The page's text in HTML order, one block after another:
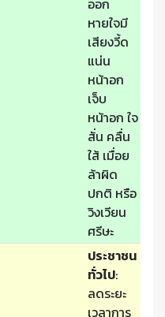
ออก
หายใจมี
เสียงวี้ด
แน่น
หน้าอก
เจ็บ
หน้าอก ใจ
สั่น คลื่น
ใส้ เมื่อย
ล้าผิด
ปกติ หรือ
วิงเวียน
ศรีษะ
ประชาชน
ทั่วไป:
ลดระยะ
เวลาการ